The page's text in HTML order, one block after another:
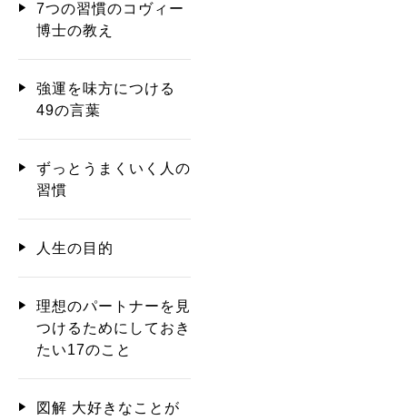
7つの習慣のコヴィー
博士の教え
強運を味方につける
49の言葉
ずっとうまくいく人の
習慣
人生の目的
理想のパートナーを見
つけるためにしておき
たい17のこと
図解 大好きなことが